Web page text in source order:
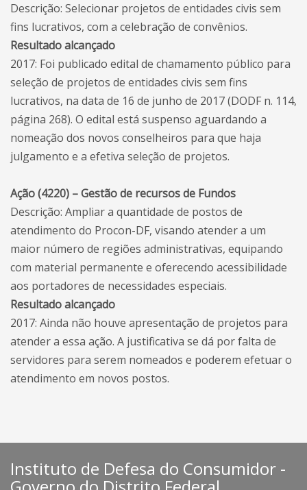
Descrição: Selecionar projetos de entidades civis sem
fins lucrativos, com a celebração de convênios.
Resultado alcançado
2017: Foi publicado edital de chamamento público para
seleção de projetos de entidades civis sem fins
lucrativos, na data de 16 de junho de 2017 (DODF n. 114,
página 268). O edital está suspenso aguardando a
nomeação dos novos conselheiros para que haja
julgamento e a efetiva seleção de projetos.
Ação (4220) – Gestão de recursos de Fundos
Descrição: Ampliar a quantidade de postos de
atendimento do Procon-DF, visando atender a um
maior número de regiões administrativas, equipando
com material permanente e oferecendo acessibilidade
aos portadores de necessidades especiais.
Resultado alcançado
2017: Ainda não houve apresentação de projetos para
atender a essa ação. A justificativa se dá por falta de
servidores para serem nomeados e poderem efetuar o
atendimento em novos postos.
Instituto de Defesa do Consumidor -